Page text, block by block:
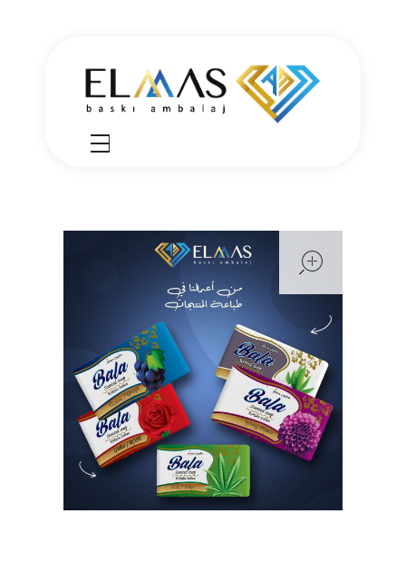
Elmas Ambalajشركة الماس امبلاج في تركيا مختصين في مجالي الطباعة والتغليف للعديد من المنتجات الغذائية والصناعية من رول التغليف وأكياس النايلون بسرعة واتقان وجودة عالية في التنفيذ ضمن أعلى المعايير العالمية وبأسعار منافسة